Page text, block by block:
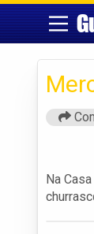
Na